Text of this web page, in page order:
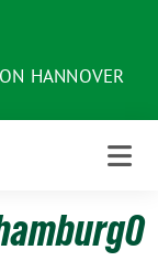
HANNOVER